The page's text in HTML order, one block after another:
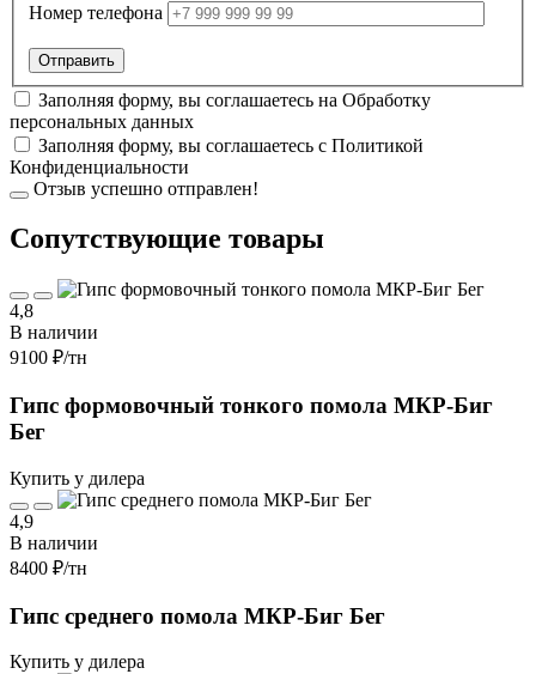
Номер телефона
Заполняя форму, вы соглашаетесь на Обработку
персональных данных
Заполняя форму, вы соглашаетесь с Политикой
Конфиденциальности
Отзыв успешно отправлен!
Cопутствующие товары
4,8
В наличии
9100 ₽/тн
Гипс формовочный тонкого помола МКР-Биг
Бег
Купить у дилера
4,9
В наличии
8400 ₽/тн
Гипс среднего помола МКР-Биг Бег
Купить у дилера